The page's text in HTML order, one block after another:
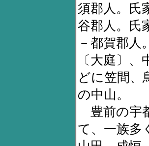
須郡人。氏
谷郡人。氏
－都賀郡人
〔大庭〕
どに笠間、
の中山。
豊前の宇
て、一族多